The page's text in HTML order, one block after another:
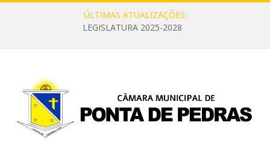
ÚLTIMAS ATUALIZAÇÕES:
LEGISLATURA 2025-2028